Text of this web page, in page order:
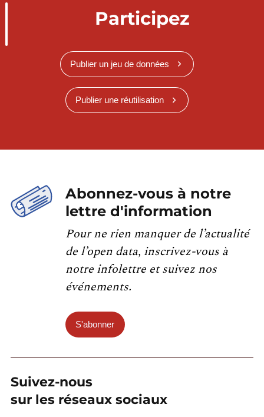
Participez
Publier un jeu de données
Publier une réutilisation
Abonnez-vous à notre
lettre d'information
Pour ne rien manquer de l’actualité
de l’open data, inscrivez-vous à
notre infolettre et suivez nos
événements.
S'abonner
Suivez-nous
sur les réseaux sociaux